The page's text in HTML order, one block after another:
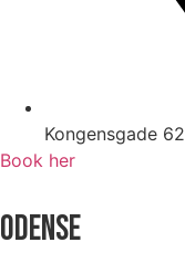
Kongensgade 62
Book her
ODENSE